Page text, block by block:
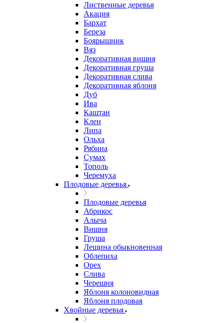
Лиственные деревья
Акация
Бархат
Береза
Боярышник
Вяз
Декоративная вишня
Декоративная груша
Декоративная слива
Декоративная яблоня
Дуб
Ива
Каштан
Клен
Липа
Ольха
Рябина
Сумах
Тополь
Черемуха
Плодовые деревья
Плодовые деревья
Абрикос
Алыча
Вишня
Груша
Лещина обыкновенная
Облепиха
Орех
Слива
Черешня
Яблоня колоновидная
Яблоня плодовая
Хвойные деревья